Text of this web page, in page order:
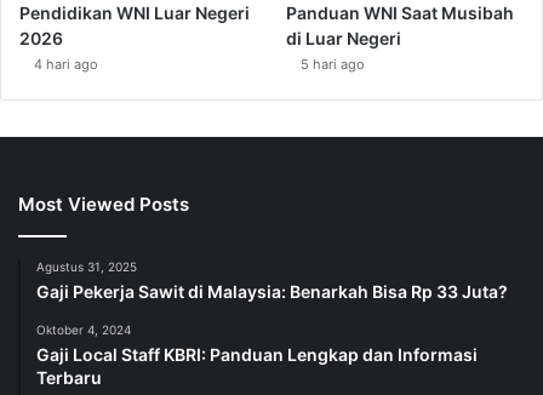
Pendidikan WNI Luar Negeri
2026
4 hari ago
Panduan WNI Saat Musibah
di Luar Negeri
5 hari ago
Most Viewed Posts
Agustus 31, 2025
Gaji Pekerja Sawit di Malaysia: Benarkah Bisa Rp 33 Juta?
Oktober 4, 2024
Gaji Local Staff KBRI: Panduan Lengkap dan Informasi
Terbaru